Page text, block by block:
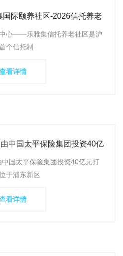
国际颐养社区-2026信托养老
中心——乐雅集信托养老社区是沪
首个信托制
看详情
中国太平保险集团投资40亿
中国太平保险集团投资40亿元打
于浦东新区
看详情